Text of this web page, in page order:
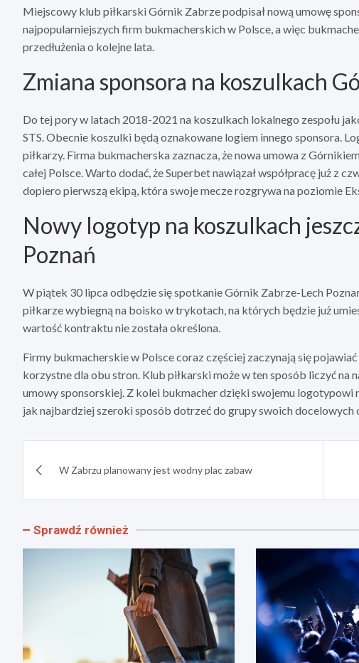
Miejscowy klub piłkarski Górnik Zabrze podpisał nową umowę
najpopularniejszych firm bukmacherskich w Polsce, a więc
przedłużenia o kolejne lata.
Zmiana sponsora na koszulkach
Do tej pory w latach 2018-2021 na koszulkach lokalnego zespołu
STS. Obecnie koszulki będą oznakowane logiem innego sponsora.
piłkarzy. Firma bukmacherska zaznacza, że nowa umowa z
całej Polsce. Warto dodać, że Superbet nawiązał współpracę już z
dopiero pierwszą ekipą, która swoje mecze rozgrywa na poziomie
Nowy logotyp na koszulkach
Poznań
W piątek 30 lipca odbędzie się spotkanie Górnik Zabrze-Lech
piłkarze wybiegną na boisko w trykotach, na których będzie już
wartość kontraktu nie została określona.
Firmy bukmacherskie w Polsce coraz częściej zaczynają się
korzystne dla obu stron. Klub piłkarski może w ten sposób liczyć na
umowy sponsorskiej. Z kolei bukmacher dzięki swojemu logotypowi
jak najbardziej szeroki sposób dotrzeć do grupy swoich docelowych
wpisuW Zabrzu planowany jest wodny plac zabaw
Sprawdź również